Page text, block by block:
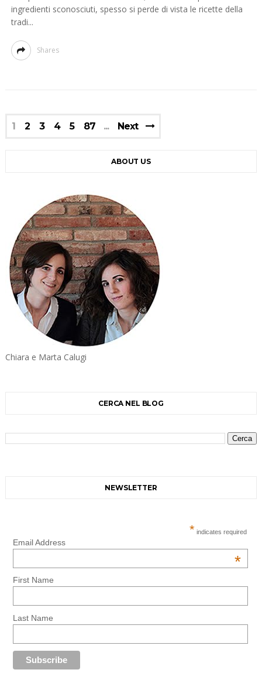
ingredienti sconosciuti, spesso si perde di vista le ricette della
tradi...
Shares
1 2 3 4 5 87 Next
ABOUT US
Chiara e Marta Calugi
CERCA NEL BLOG
NEWSLETTER
* indicates required
Email Address
*
First Name
Last Name